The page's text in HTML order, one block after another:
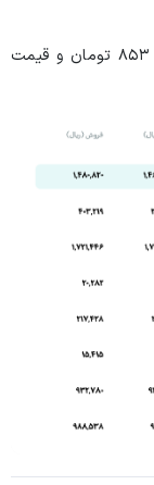
نرخ فروش حواله هزار وون کره جنوبی ۹۸ هزار و ۸۵۳ تومان و قیمت